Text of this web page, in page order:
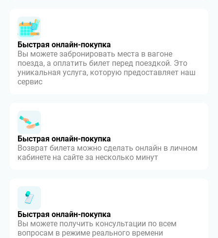
Быстрая онлайн-покупка
Вы можете забронировать места в вагоне
поезда, а оплатить билет перед поездкой. Это
уникальная услуга, которую предоставляет наш
сервис
Быстрая онлайн-покупка
Возврат билета можно сделать онлайн в личном
кабинете на сайте за несколько минут
Быстрая онлайн-покупка
Вы можете получить консультации по всем
вопросам в режиме реального времени